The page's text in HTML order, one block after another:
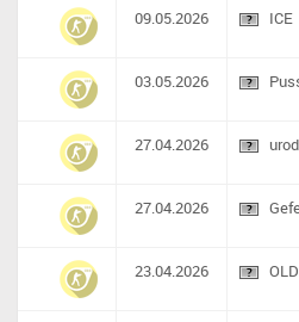
09.05.2026 ICE
03.05.2026
27.04.2026 urod
27.04.2026
23.04.2026